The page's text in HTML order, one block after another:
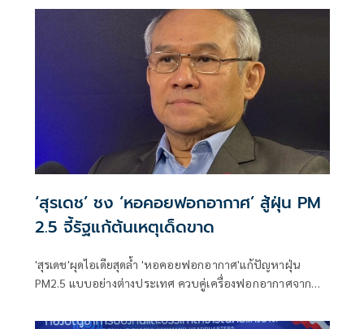
เนื่องในทุกสถานการณ์วิกฤต ทั้งเสริมเส้นทางไฟเบอร์ออฟติก
ติดตั้งเพิ่มระบบไมโครเวฟสำหรับเชื่อมต่อฉุกเฉิน พร้อมยก
ระดับการจัดการความร้อนและฝุ่น PM2.5 ในสถานีฐาน
‘สุรเดช’ ชง ‘หอคอยฟอกอากาศ’ สู้ฝุ่น PM
2.5 จี้รัฐแก้ต้นเหตุเด็ดขาด
'สุรเดช'ผุดไอเดียสุดล้ำ 'หอคอยฟอกอากาศ'แก้ปัญหาฝุ่น
PM2.5 แบบอย่างต่างประเทศ ควบคู่เครื่องฟอกอากาศจาก
ปัญหา จริงจังจัดการเด็ดขาด' บังคับ